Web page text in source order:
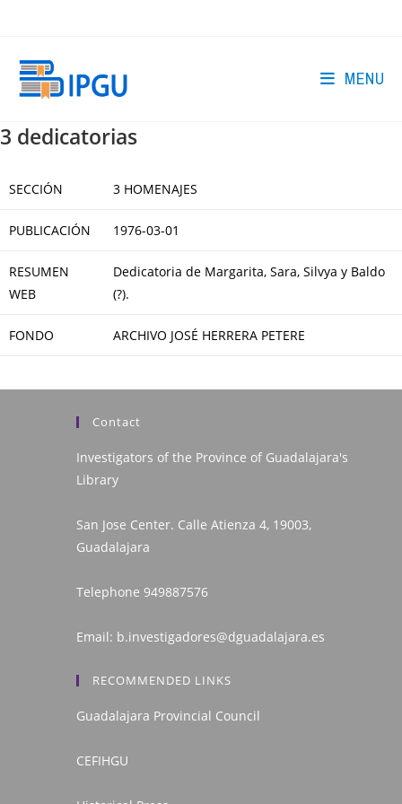
MENU
3 dedicatorias
SECCIÓN 3 HOMENAJES
PUBLICACIÓN 1976-03-01
RESUMEN
WEB
Dedicatoria de Margarita, Sara, Silvya y Baldo
(?).
FONDO ARCHIVO JOSÉ HERRERA PETERE
Contact
Investigators of the Province of Guadalajara's
Library
San Jose Center. Calle Atienza 4, 19003,
Guadalajara
Telephone 949887576
Email: b.investigadores@dguadalajara.es
RECOMMENDED LINKS
Guadalajara Provincial Council
CEFIHGU